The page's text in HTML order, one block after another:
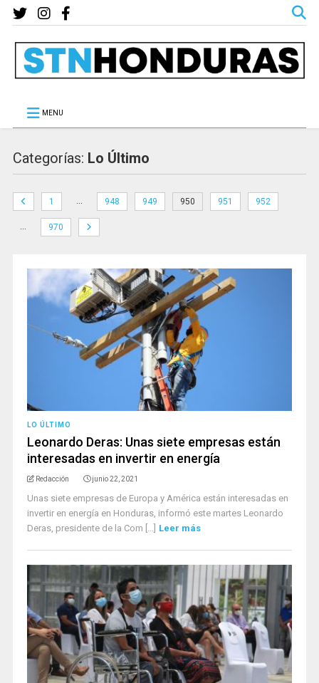
MENU
Categorías: Lo Último
1 … 948 949 950 951 952
… 970
LO ÚLTIMO
Leonardo Deras: Unas siete empresas están
interesadas en invertir en energía
Redacción junio 22, 2021
Unas siete empresas de Europa y América están interesadas en
invertir en energía en Honduras, informó este martes Leonardo
Deras, presidente de la Com [...] Leer más